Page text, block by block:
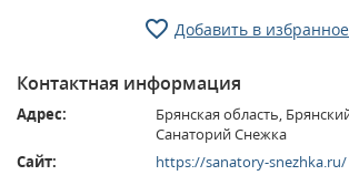
Добавить в избранное
Контактная информация
Адрес:
Брянская область,
Санаторий Снежка
Сайт:
https://sanatory-snezhka.ru/